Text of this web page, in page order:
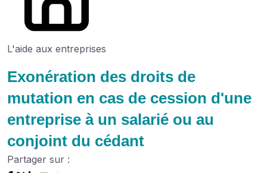
L'aide aux entreprises
Exonération des droits de
mutation en cas de cession d'une
entreprise à un salarié ou au
conjoint du cédant
Partager sur :